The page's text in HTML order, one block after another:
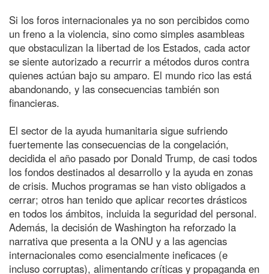
Si los foros internacionales ya no son percibidos como
un freno a la violencia, sino como simples asambleas
que obstaculizan la libertad de los Estados, cada actor
se siente autorizado a recurrir a métodos duros contra
quienes actúan bajo su amparo. El mundo rico las está
abandonando, y las consecuencias también son
financieras.
El sector de la ayuda humanitaria sigue sufriendo
fuertemente las consecuencias de la congelación,
decidida el año pasado por Donald Trump, de casi todos
los fondos destinados al desarrollo y la ayuda en zonas
de crisis. Muchos programas se han visto obligados a
cerrar; otros han tenido que aplicar recortes drásticos
en todos los ámbitos, incluida la seguridad del personal.
Además, la decisión de Washington ha reforzado la
narrativa que presenta a la ONU y a las agencias
internacionales como esencialmente ineficaces (e
incluso corruptas), alimentando críticas y propaganda en